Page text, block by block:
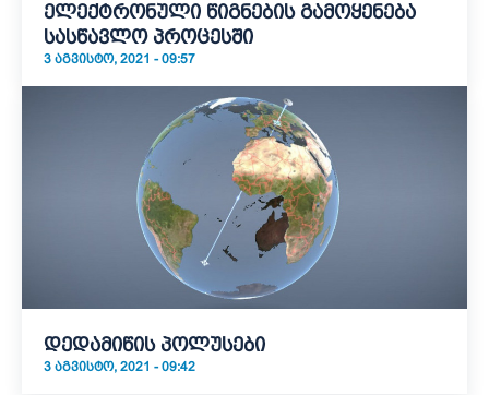
ელექტრონული წიგნების გამოყენება
სასწავლო პროცესში
3 ᲐᲒᲕᲘᲡᲢᲝ, 2021 - 09:57
დედამიწის პოლუსები
3 ᲐᲒᲕᲘᲡᲢᲝ, 2021 - 09:42